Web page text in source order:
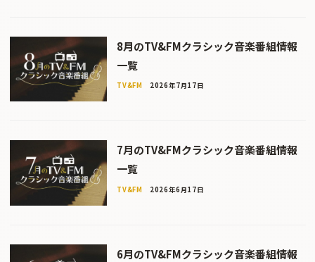
8月のTV&FMクラシック音楽番組情報
一覧
TV&FM 2026年7月17日
7月のTV&FMクラシック音楽番組情報
一覧
TV&FM 2026年6月17日
6月のTV&FMクラシック音楽番組情報